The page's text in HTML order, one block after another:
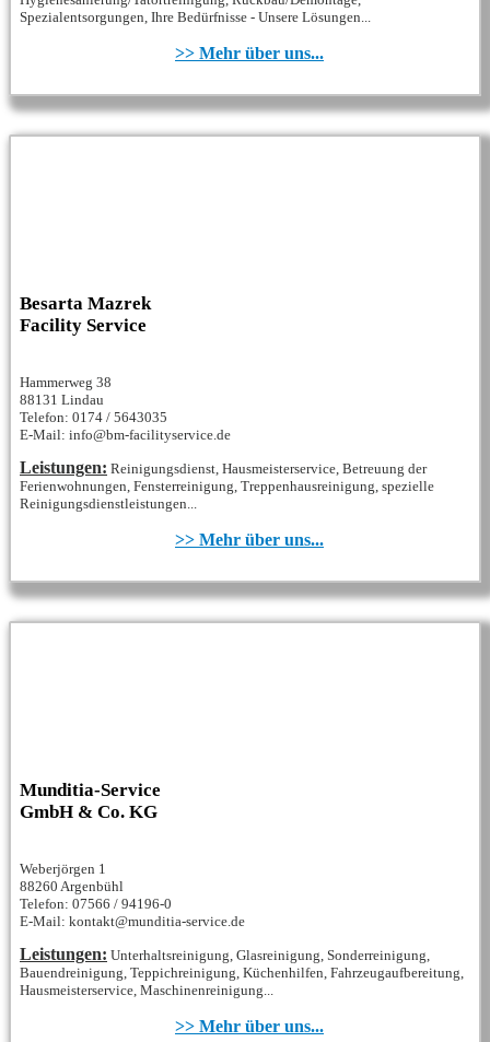
Spezialentsorgungen, Ihre Bedürfnisse - Unsere Lösungen...
>> Mehr über uns...
Besarta Mazrek
Facility Service
Hammerweg 38
88131 Lindau
Telefon: 0174 / 5643035
E-Mail: info@bm-facilityservice.de
Leistungen: Reinigungsdienst, Hausmeisterservice, Betreuung der
Ferienwohnungen, Fensterreinigung, Treppenhausreinigung, spezielle
Reinigungsdienstleistungen...
>> Mehr über uns...
Munditia-Service
GmbH & Co. KG
Weberjörgen 1
88260 Argenbühl
Telefon: 07566 / 94196-0
E-Mail: kontakt@munditia-service.de
Leistungen: Unterhaltsreinigung, Glasreinigung, Sonderreinigung,
Bauendreinigung, Teppichreinigung, Küchenhilfen, Fahrzeugaufbereitung,
Hausmeisterservice, Maschinenreinigung...
>> Mehr über uns...